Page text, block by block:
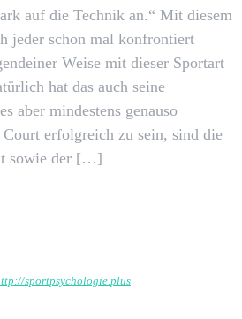
auf die Technik an.“ Mit diesem
jeder schon mal konfrontiert
Weise mit dieser Sportart
hat das auch seine
aber mindestens genauso
erfolgreich zu sein, sind die
sowie der […]
sportpsychologie.plus